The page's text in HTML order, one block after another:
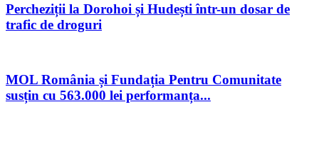
Percheziții la Dorohoi și Hudești într-un dosar de
trafic de droguri
MOL România și Fundația Pentru Comunitate
susțin cu 563.000 lei performanța...